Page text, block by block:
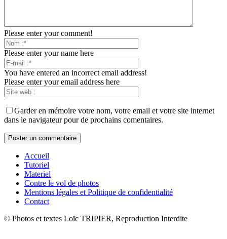
Please enter your comment!
Please enter your name here
You have entered an incorrect email address!
Please enter your email address here
Garder en mémoire votre nom, votre email et votre site internet
dans le navigateur pour de prochains comentaires.
Accueil
Tutoriel
Materiel
Contre le vol de photos
Mentions légales et Politique de confidentialité
Contact
© Photos et textes Loïc TRIPIER, Reproduction Interdite